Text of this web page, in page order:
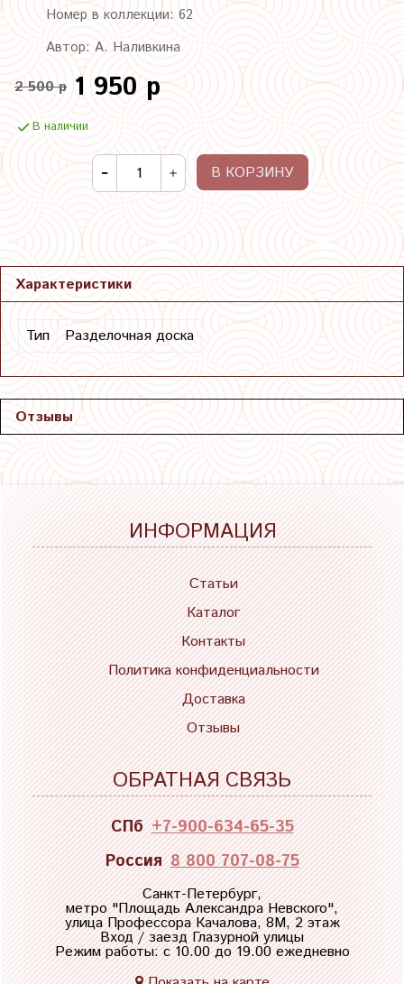
Номер в коллекции: 62
Автор: А. Наливкина
2 500 р 1 950 р
В наличии
В КОРЗИНУ
Характеристики
Тип Разделочная доска
Отзывы
ИНФОРМАЦИЯ
Статьи
Каталог
Контакты
Политика конфиденциальности
Доставка
Отзывы
ОБРАТНАЯ СВЯЗЬ
СПб +7-900-634-65-35
Россия 8 800 707-08-75
Санкт-Петербург,
метро "Площадь Александра Невского",
улица Профессора Качалова, 8М, 2 этаж
Вход / заезд Глазурной улицы
Режим работы: с 10.00 до 19.00 ежедневно